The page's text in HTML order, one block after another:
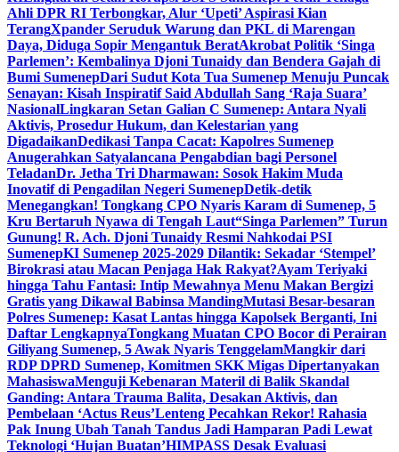
Ahli DPR RI Terbongkar, Alur ‘Upeti’ Aspirasi Kian
TerangXpander Seruduk Warung dan PKL di Marengan
Daya, Diduga Sopir Mengantuk BeratAkrobat Politik ‘Singa
Parlemen’: Kembalinya Djoni Tunaidy dan Bendera Gajah di
Bumi SumenepDari Sudut Kota Tua Sumenep Menuju Puncak
Senayan: Kisah Inspiratif Said Abdullah Sang ‘Raja Suara’
NasionalLingkaran Setan Galian C Sumenep: Antara Nyali
Aktivis, Prosedur Hukum, dan Kelestarian yang
DigadaikanDedikasi Tanpa Cacat: Kapolres Sumenep
Anugerahkan Satyalancana Pengabdian bagi Personel
TeladanDr. Jetha Tri Dharmawan: Sosok Hakim Muda
Inovatif di Pengadilan Negeri SumenepDetik-detik
Menegangkan! Tongkang CPO Nyaris Karam di Sumenep, 5
Kru Bertaruh Nyawa di Tengah Laut“Singa Parlemen” Turun
Gunung! R. Ach. Djoni Tunaidy Resmi Nahkodai PSI
SumenepKI Sumenep 2025-2029 Dilantik: Sekadar ‘Stempel’
Birokrasi atau Macan Penjaga Hak Rakyat?Ayam Teriyaki
hingga Tahu Fantasi: Intip Mewahnya Menu Makan Bergizi
Gratis yang Dikawal Babinsa MandingMutasi Besar-besaran
Polres Sumenep: Kasat Lantas hingga Kapolsek Berganti, Ini
Daftar LengkapnyaTongkang Muatan CPO Bocor di Perairan
Giliyang Sumenep, 5 Awak Nyaris TenggelamMangkir dari
RDP DPRD Sumenep, Komitmen SKK Migas Dipertanyakan
MahasiswaMenguji Kebenaran Materil di Balik Skandal
Ganding: Antara Trauma Balita, Desakan Aktivis, dan
Pembelaan ‘Actus Reus’Lenteng Pecahkan Rekor! Rahasia
Pak Inung Ubah Tanah Tandus Jadi Hamparan Padi Lewat
Teknologi ‘Hujan Buatan’HIMPASS Desak Evaluasi